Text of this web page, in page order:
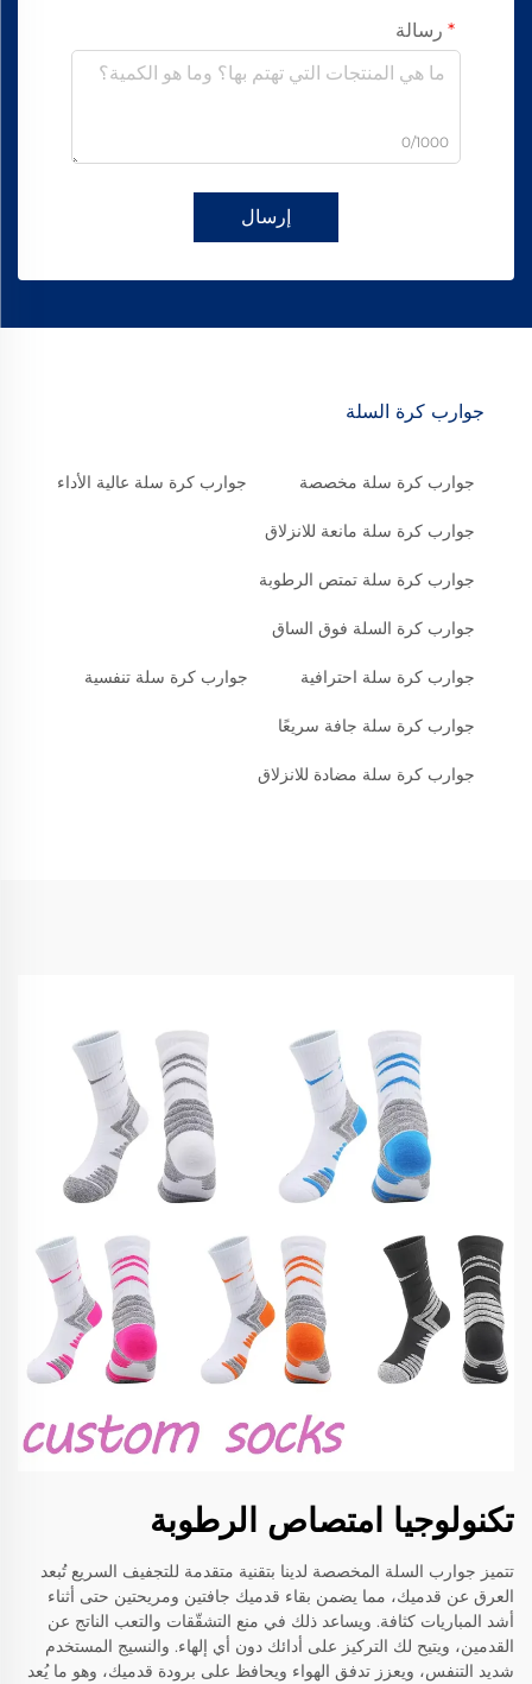
رسالة
0/1000
إرسال
جوارب كرة السلة
جوارب كرة سلة مخصصة جوارب كرة سلة عالية الأداء
جوارب كرة سلة مانعة للانزلاق
جوارب كرة سلة تمتص الرطوبة
جوارب كرة السلة فوق الساق
جوارب كرة سلة احترافية جوارب كرة سلة تنفسية
جوارب كرة سلة جافة سريعًا
جوارب كرة سلة مضادة للانزلاق
تكنولوجيا امتصاص الرطوبة
تتميز جوارب السلة المخصصة لدينا بتقنية متقدمة للتجفيف السريع تُبعد
العرق عن قدميك، مما يضمن بقاء قدميك جافتين ومريحتين حتى أثناء
أشد المباريات كثافة. ويساعد ذلك في منع التشقّقات والتعب الناتج عن
القدمين، ويتيح لك التركيز على أدائك دون أي إلهاء. والنسيج المستخدم
شديد التنفس، ويعزز تدفق الهواء ويحافظ على برودة قدميك، وهو ما يُعد